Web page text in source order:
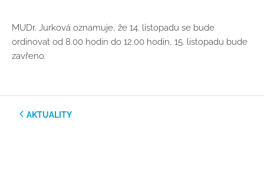
MUDr. Jurková oznamuje, že 14. listopadu se bude
ordinovat od 8.00 hodin do 12.00 hodin, 15. listopadu bude
zavřeno.
AKTUALITY